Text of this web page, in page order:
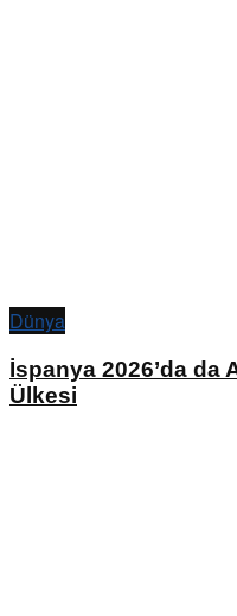
Dünya
İspanya 2026’da da
Ülkesi